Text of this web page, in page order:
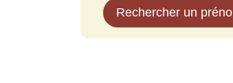
Rechercher un